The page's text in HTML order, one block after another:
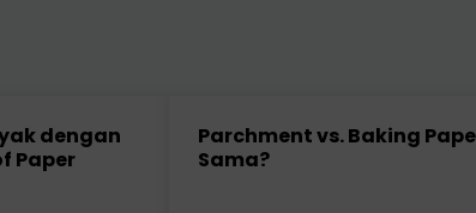
dengan
Paper
Parchment vs. Baking
Sama?